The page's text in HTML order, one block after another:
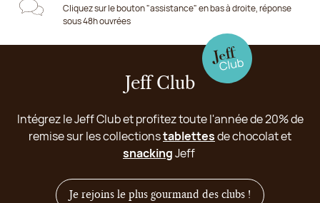
Cliquez sur le bouton "assistance" en bas à droite, réponse
sous 48h ouvrées
Jeff Club
Intégrez le Jeff Club et profitez toute l'année de 20% de
remise sur les collectionstablettesde chocolat et
snackingJeff
Je rejoins le plus gourmand des clubs !